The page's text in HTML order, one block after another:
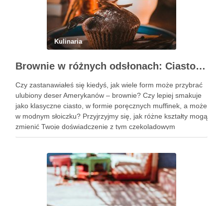
Kulinaria
Brownie w różnych odsłonach: Ciasto, muffinki czy brownie w słoiczku?
Czy zastanawiałeś się kiedyś, jak wiele form może przybrać
ulubiony deser Amerykanów – brownie? Czy lepiej smakuje
jako klasyczne ciasto, w formie poręcznych muffinek, a może
w modnym słoiczku? Przyjrzyjmy się, jak różne kształty mogą
zmienić Twoje doświadczenie z tym czekoladowym
przysmakiem. Podobne wpisy Trzy pomysły na wykwintne